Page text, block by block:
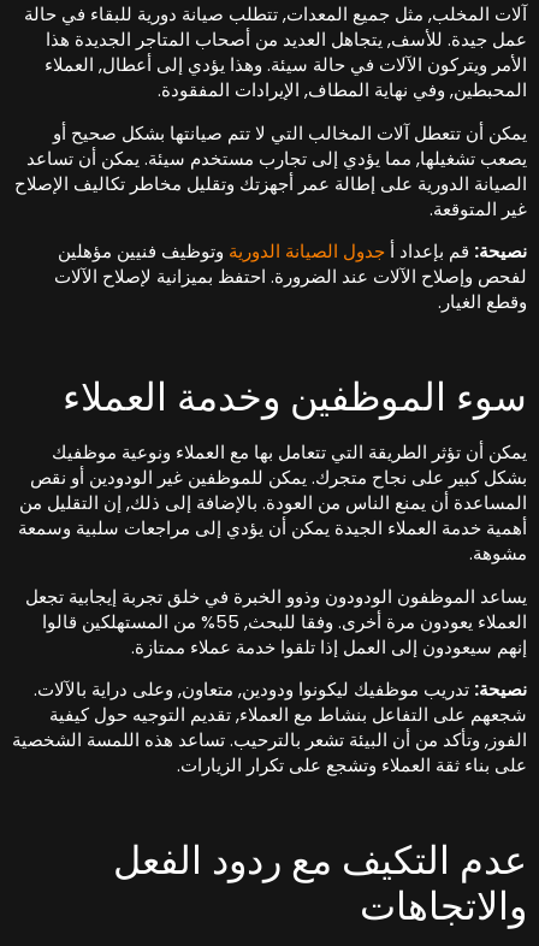
المخلب, مثل جميع المعدات, تتطلب صيانة دورية للبقاء في حالة
جيدة. للأسف, يتجاهل العديد من أصحاب المتاجر الجديدة هذا
ويتركون الآلات في حالة سيئة. وهذا يؤدي إلى أعطال, العملاء
وفي نهاية المطاف, الإيرادات المفقودة.
أن تتعطل آلات المخالب التي لا تتم صيانتها بشكل صحيح أو
تشغيلها, مما يؤدي إلى تجارب مستخدم سيئة. يمكن أن تساعد
الدورية على إطالة عمر أجهزتك وتقليل مخاطر تكاليف الإصلاح
المتوقعة.
قم بإعداد أجدول الصيانة الدورية وتوظيف فنيين مؤهلين
وإصلاح الآلات عند الضرورة. احتفظ بميزانية لإصلاح الآلات
الغيار.
الموظفين وخدمة العملاء
أن تؤثر الطريقة التي تتعامل بها مع العملاء ونوعية موظفيك
كبير على نجاح متجرك. يمكن للموظفين غير الودودين أو نقص
أن يمنع الناس من العودة. بالإضافة إلى ذلك, إن التقليل من
خدمة العملاء الجيدة يمكن أن يؤدي إلى مراجعات سلبية وسمعة
الموظفون الودودون وذوو الخبرة في خلق تجربة إيجابية تجعل
العملاء يعودون مرة أخرى. وفقا للبحث, 55% من المستهلكين قالوا
سيعودون إلى العمل إذا تلقوا خدمة عملاء ممتازة.
تدريب موظفيك ليكونوا ودودين, متعاون, وعلى دراية بالآلات.
على التفاعل بنشاط مع العملاء, تقديم التوجيه حول كيفية
وتأكد من أن البيئة تشعر بالترحيب. تساعد هذه اللمسة الشخصية
بناء ثقة العملاء وتشجع على تكرار الزيارات.
التكيف مع ردود الفعل